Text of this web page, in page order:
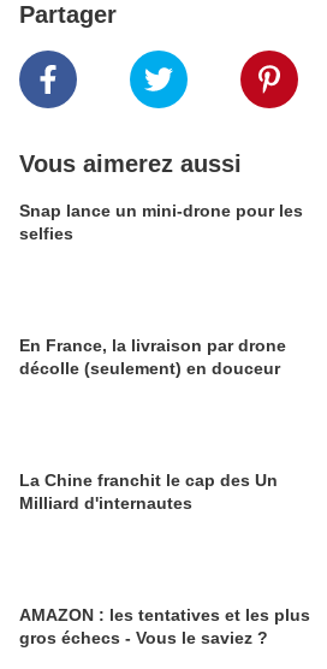
Partager
Vous aimerez aussi
Snap lance un mini-drone pour les
selfies
En France, la livraison par drone
décolle (seulement) en douceur
La Chine franchit le cap des Un
Milliard d'internautes
AMAZON : les tentatives et les plus
gros échecs - Vous le saviez ?